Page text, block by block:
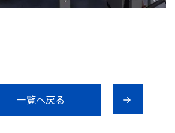
一覧へ戻る